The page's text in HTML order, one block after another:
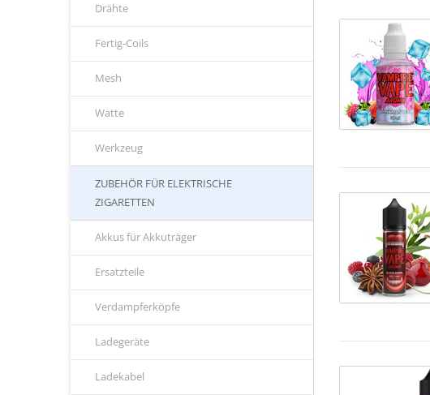
Drähte
Fertig-Coils
Mesh
Watte
Werkzeug
ZUBEHÖR FÜR ELEKTRISCHE
ZIGARETTEN
Akkus für Akkuträger
Ersatzteile
Verdampferköpfe
Ladegeräte
Ladekabel